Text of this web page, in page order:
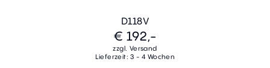
D118V
€ 192,-
zzgl. Versand
Lieferzeit: 3 - 4 Wochen